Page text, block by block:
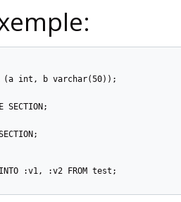
(a int, b varchar(50));
SECTION;
INTO :v1, :v2 FROM test;